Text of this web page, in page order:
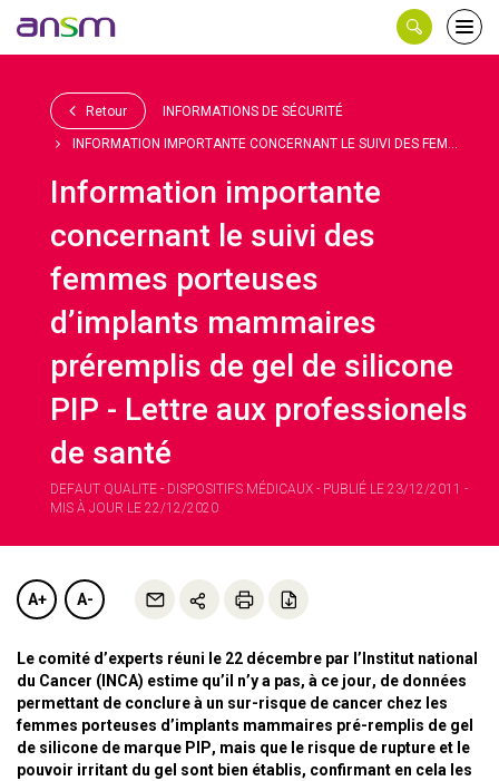
le
Retour INFORMATIONS DE SÉCURITÉ
INFORMATION IMPORTANTE CONCERNANT LE SUIVI DES FEM...
Information importante
concernant le suivi des
femmes porteuses
d’implants mammaires
préremplis de gel de silicone
PIP - Lettre aux professionels
de santé
DEFAUT QUALITE - DISPOSITIFS MÉDICAUX - PUBLIÉ LE 23/12/2011 -
MIS À JOUR LE 22/12/2020
A+ A-
Le comité d’experts réuni le 22 décembre par l’Institut national
du Cancer (INCA) estime qu’il n’y a pas, à ce jour, de données
permettant de conclure à un sur-risque de cancer chez les
femmes porteuses d’implants mammaires pré-remplis de gel
de silicone de marque PIP, mais que le risque de rupture et le
pouvoir irritant du gel sont bien établis, confirmant en cela les